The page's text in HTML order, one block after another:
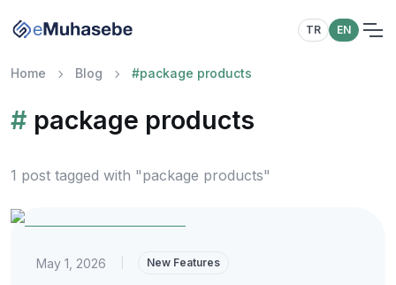
TR EN
Home Blog #package products
# package products
1 post tagged with "package products"
May 1, 2026 New Features